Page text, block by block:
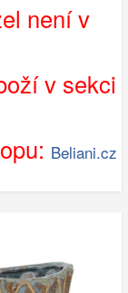
není v
v sekci
Beliani.cz